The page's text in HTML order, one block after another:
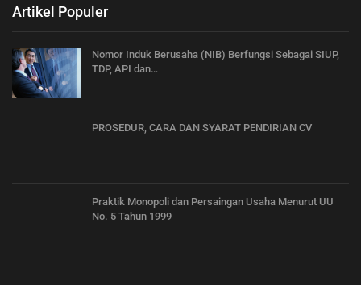
Artikel Populer
Nomor Induk Berusaha (NIB) Berfungsi Sebagai SIUP,
TDP, API dan…
PROSEDUR, CARA DAN SYARAT PENDIRIAN CV
Praktik Monopoli dan Persaingan Usaha Menurut UU
No. 5 Tahun 1999